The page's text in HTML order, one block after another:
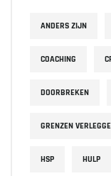
ANDERS ZIJN
COACHING
DOORBREKEN
GRENZEN
HSP HULP